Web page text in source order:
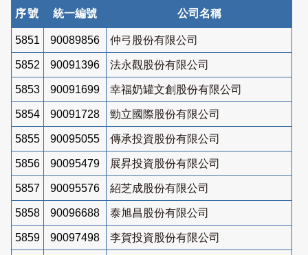
序號 統一編號 公司名稱
5851 90089856 仲弓股份有限公司
5852 90091396 法永觀股份有限公司
5853 90091699 幸福奶罐文創股份有限公司
5854 90091728 勁立國際股份有限公司
5855 90095055 傳承投資股份有限公司
5856 90095479 展昇投資股份有限公司
5857 90095576 紹芝成股份有限公司
5858 90096688 泰旭昌股份有限公司
5859 90097498 李賀投資股份有限公司